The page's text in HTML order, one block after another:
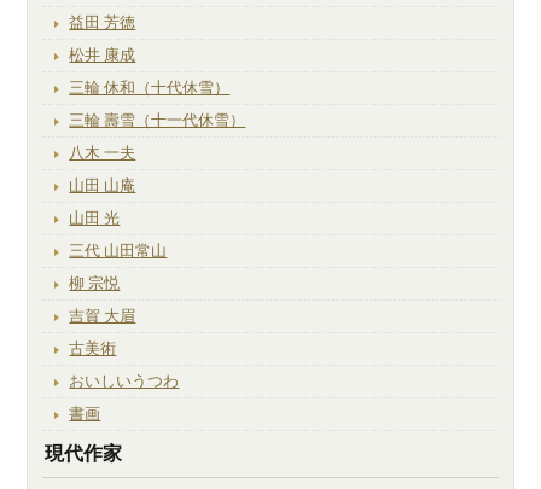
益田 芳徳
松井 康成
三輪 休和（十代休雪）
三輪 壽雪（十一代休雪）
八木 一夫
山田 山庵
山田 光
三代 山田常山
柳 宗悦
吉賀 大眉
古美術
おいしいうつわ
書画
現代作家